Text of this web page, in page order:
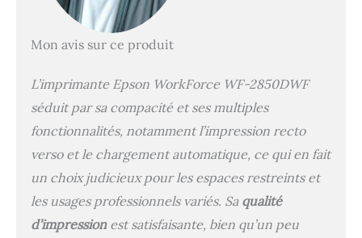
Mon avis sur ce produit
L’imprimante Epson WorkForce WF-2850DWF
séduit par sa compacité et ses multiples
fonctionnalités, notamment l’impression recto
verso et le chargement automatique, ce qui en fait
un choix judicieux pour les espaces restreints et
les usages professionnels variés. Sa qualité
d’impressionest satisfaisante, bien qu’un peu